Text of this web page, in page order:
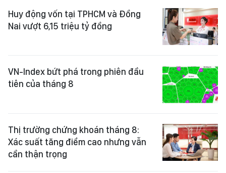
Huy động vốn tại TPHCM và Đồng
Nai vượt 6,15 triệu tỷ đồng
VN-Index bứt phá trong phiên đầu
tiên của tháng 8
Thị trường chứng khoán tháng 8:
Xác suất tăng điểm cao nhưng vẫn
cần thận trọng